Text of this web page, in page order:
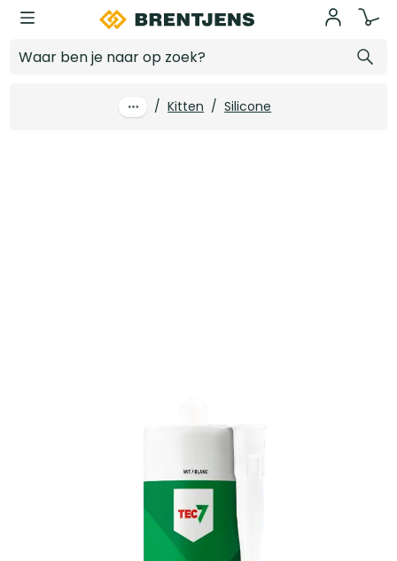
Ga naar hoofdinhoud
/ Kitten / Silicone
Log in voor prijzen